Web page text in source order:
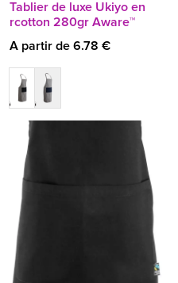
Tablier de luxe Ukiyo en
rcotton 280gr Aware™
A partir de 6.78 €